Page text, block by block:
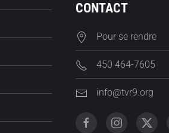
CONTACT
Pour se rendre
450 464-7605
info@tvr9.org